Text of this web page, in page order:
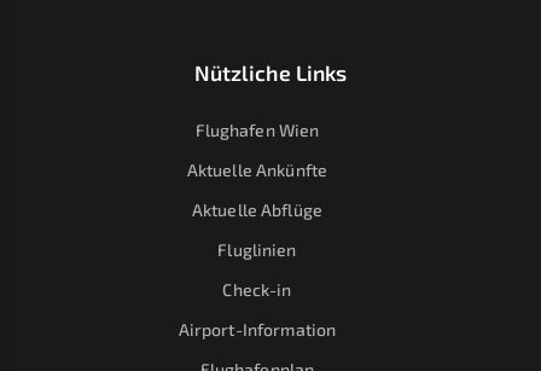
Nützliche Links
Flughafen Wien
Aktuelle Ankünfte
Aktuelle Abflüge
Fluglinien
Check-in
Airport-Information